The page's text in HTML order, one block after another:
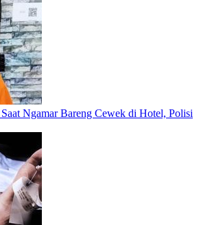
Ngamar Bareng Cewek di Hotel, Polisi